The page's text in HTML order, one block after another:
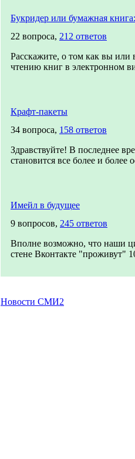
Букридер или бумажная
22 вопроса, 212 ответов
Расскажите, о том как вы или
чтению книг в электронном
Крафт-пакеты
34 вопроса, 158 ответов
Здравствуйте! В последнее
становится все более и
Имейл в будущее
9 вопросов, 245 ответов
Вполне возможно, что наши
стене Вконтакте "проживут"
Новости СМИ2